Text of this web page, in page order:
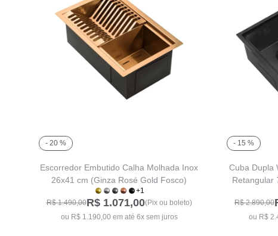
- 20 %
Escorredor Embutido Calha Molhada Inox
26x41 cm (Ginza Rosé Gold Fosco)
+1
R$ 1.490,00R$ 1.071,00(Pix ou boleto)
ou R$ 1.190,00 em até 6x sem juros
- 15 %
Cuba Dupla
Retangular
R$ 2.890,00
ou R$